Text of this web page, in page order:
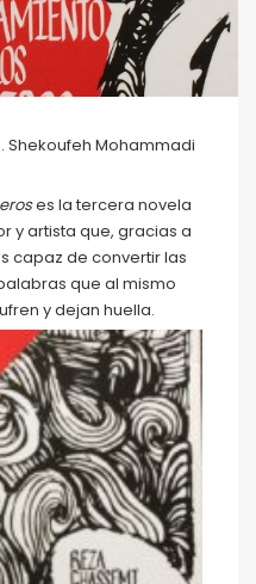
Shekoufeh Mohammadi
es la tercera novela
y artista que, gracias a
capaz de convertir las
que al mismo
y dejan huella.